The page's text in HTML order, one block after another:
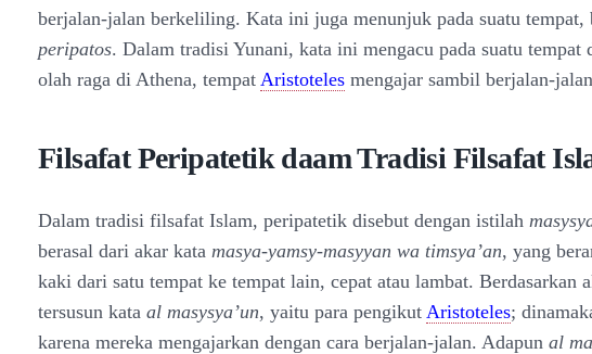
berjalan-jalan berkeliling. Kata ini juga menunjuk pada suatu tempat,
peripatos. Dalam tradisi Yunani, kata ini mengacu pada suatu tempat
olah raga di Athena, tempat Aristoteles mengajar sambil berjalan-
Filsafat Peripatetik daam Tradisi Filsafat
Dalam tradisi filsafat Islam, peripatetik disebut dengan istilah
berasal dari akar kata masya-yamsy-masyyan wa timsya’an, yang
kaki dari satu tempat ke tempat lain, cepat atau lambat. Berdasarkan
tersusun kata al masysya’un, yaitu para pengikut Aristoteles;
karena mereka mengajarkan dengan cara berjalan-jalan. Adapun al